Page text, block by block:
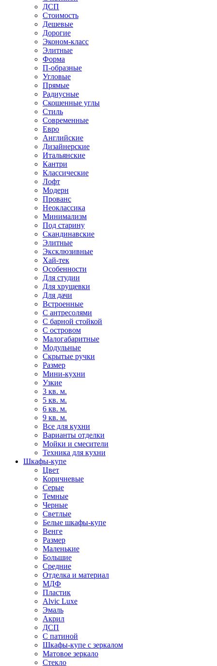
ДСП
Стоимость
Дешевые
Дорогие
Эконом-класс
Элитные
Форма
П-образные
Угловые
Прямые
Радиусные
Скошенные углы
Стиль
Современные
Евро
Английские
Дизайнерские
Итальянские
Кантри
Классические
Лофт
Модерн
Прованс
Неоклассика
Минимализм
Под старину
Скандинавские
Элитные
Эксклюзивные
Хай-тек
Особенности
Для студии
Для хрущевки
Для дачи
Встроенные
С антресолями
С барной стойкой
С островом
Малогабаритные
Модульные
Скрытые ручки
Размер
Мини-кухни
Узкие
3 кв. м.
5 кв. м.
6 кв. м.
9 кв. м.
Все для кухни
Варианты отделки
Мойки и смесители
Техника для кухни
Шкафы-купе
Цвет
Коричневые
Серые
Темные
Черные
Светлые
Белые шкафы-купе
Венге
Размер
Маленькие
Большие
Средние
Отделка и материал
МДФ
Пластик
Alvic Luxe
Эмаль
Акрил
ДСП
С патиной
Шкафы-купе с зеркалом
Матовое зеркало
Стекло